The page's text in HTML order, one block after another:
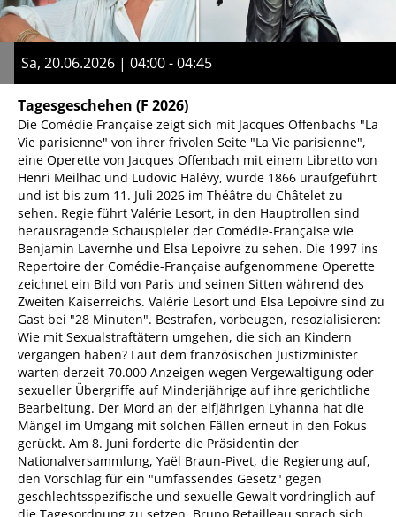
Sa, 20.06.2026 | 04:00 - 04:45
Tagesgeschehen (F 2026)
Die Comédie Française zeigt sich mit Jacques Offenbachs "La
Vie parisienne" von ihrer frivolen Seite "La Vie parisienne",
eine Operette von Jacques Offenbach mit einem Libretto von
Henri Meilhac und Ludovic Halévy, wurde 1866 uraufgeführt
und ist bis zum 11. Juli 2026 im Théâtre du Châtelet zu
sehen. Regie führt Valérie Lesort, in den Hauptrollen sind
herausragende Schauspieler der Comédie-Française wie
Benjamin Lavernhe und Elsa Lepoivre zu sehen. Die 1997 ins
Repertoire der Comédie-Française aufgenommene Operette
zeichnet ein Bild von Paris und seinen Sitten während des
Zweiten Kaiserreichs. Valérie Lesort und Elsa Lepoivre sind zu
Gast bei "28 Minuten". Bestrafen, vorbeugen, resozialisieren:
Wie mit Sexualstraftätern umgehen, die sich an Kindern
vergangen haben? Laut dem französischen Justizminister
warten derzeit 70.000 Anzeigen wegen Vergewaltigung oder
sexueller Übergriffe auf Minderjährige auf ihre gerichtliche
Bearbeitung. Der Mord an der elfjährigen Lyhanna hat die
Mängel im Umgang mit solchen Fällen erneut in den Fokus
gerückt. Am 8. Juni forderte die Präsidentin der
Nationalversammlung, Yaël Braun-Pivet, die Regierung auf,
den Vorschlag für ein "umfassendes Gesetz" gegen
geschlechtsspezifische und sexuelle Gewalt vordringlich auf